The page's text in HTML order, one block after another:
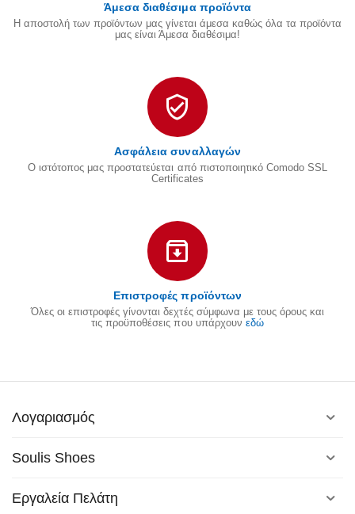
Άμεσα διαθέσιμα προϊόντα
Η αποστολή των προϊόντων μας γίνεται άμεσα καθώς όλα τα προϊόντα
μας είναι Άμεσα διαθέσιμα!
Ασφάλεια συναλλαγών
Ο ιστότοπος μας προστατεύεται από πιστοποιητικό Comodo SSL
Certificates
Επιστροφές προϊόντων
Όλες οι επιστροφές γίνονται δεχτές σύμφωνα με τους όρους και
τις προϋποθέσεις που υπάρχουν εδώ
Λογαριασμός
Soulis Shoes
Εργαλεία Πελάτη